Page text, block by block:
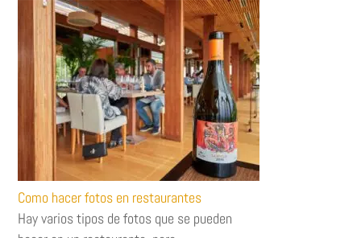
Como hacer fotos en restaurantes
Hay varios tipos de fotos que se pueden